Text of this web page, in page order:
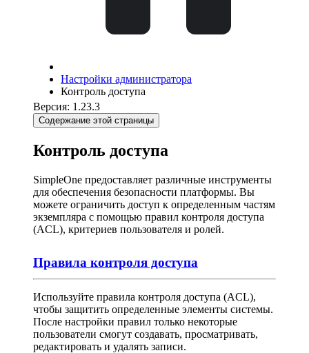
Настройки администратора
Контроль доступа
Версия: 1.23.3
Содержание этой страницы
Контроль доступа
SimpleOne предоставляет различные инструменты
для обеспечения безопасности платформы. Вы
можете ограничить доступ к определенным частям
экземпляра с помощью правил контроля доступа
(ACL), критериев пользователя и ролей.
Правила контроля доступа
Используйте правила контроля доступа (ACL),
чтобы защитить определенные элементы системы.
После настройки правил только некоторые
пользователи смогут создавать, просматривать,
редактировать и удалять записи.